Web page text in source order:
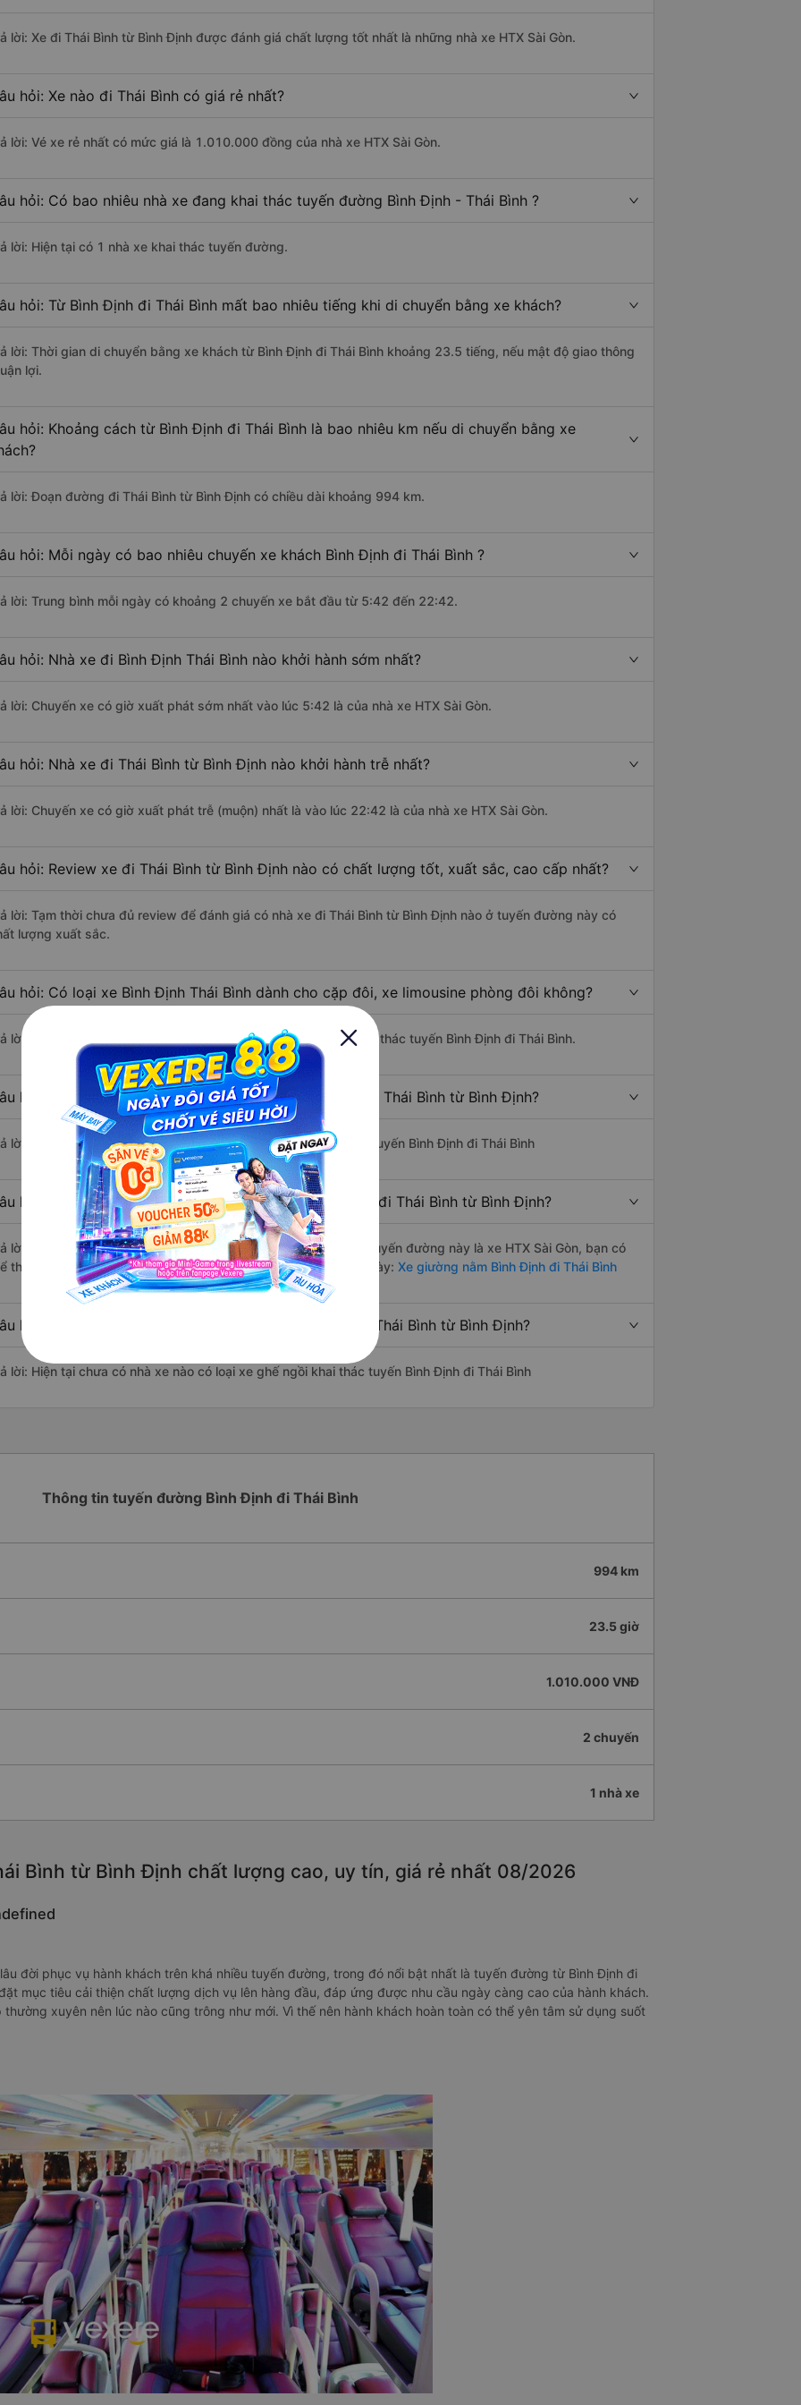
lời: Xe đi Thái Bình từ Bình Định được đánh giá chất lượng tốt nhất là những nhà xe HTX Sài Gòn.
hỏi: Xe nào đi Thái Bình có giá rẻ nhất?
lời: Vé xe rẻ nhất có mức giá là 1.010.000 đồng của nhà xe HTX Sài Gòn.
hỏi: Có bao nhiêu nhà xe đang khai thác tuyến đường Bình Định - Thái Bình ?
lời: Hiện tại có 1 nhà xe khai thác tuyến đường.
hỏi: Từ Bình Định đi Thái Bình mất bao nhiêu tiếng khi di chuyển bằng xe khách?
lời: Thời gian di chuyển bằng xe khách từ Bình Định đi Thái Bình khoảng 23.5 tiếng, nếu mật độ giao thông
lợi.
hỏi: Khoảng cách từ Bình Định đi Thái Bình là bao nhiêu km nếu di chuyển bằng xe
lời: Đoạn đường đi Thái Bình từ Bình Định có chiều dài khoảng 994 km.
hỏi: Mỗi ngày có bao nhiêu chuyến xe khách Bình Định đi Thái Bình ?
lời: Trung bình mỗi ngày có khoảng 2 chuyến xe bắt đầu từ 5:42 đến 22:42.
hỏi: Nhà xe đi Bình Định Thái Bình nào khởi hành sớm nhất?
lời: Chuyến xe có giờ xuất phát sớm nhất vào lúc 5:42 là của nhà xe HTX Sài Gòn.
hỏi: Nhà xe đi Thái Bình từ Bình Định nào khởi hành trễ nhất?
lời: Chuyến xe có giờ xuất phát trễ (muộn) nhất là vào lúc 22:42 là của nhà xe HTX Sài Gòn.
hỏi: Review xe đi Thái Bình từ Bình Định nào có chất lượng tốt, xuất sắc, cao cấp nhất?
lời: Tạm thời chưa đủ review để đánh giá có nhà xe đi Thái Bình từ Bình Định nào ở tuyến đường này có
lượng xuất sắc.
hỏi: Có loại xe Bình Định Thái Bình dành cho cặp đôi, xe limousine phòng đôi không?
lời: Hiện tại chưa có nhà xe nào có loại xe giường nằm đôi khai thác tuyến Bình Định đi Thái Bình.
hỏi: Các hãng xe nào khai thác dòng xe Limousine đi Thái Bình từ Bình Định?
lời: Hiện tại chưa có nhà xe nào có loại xe limousine khai thác tuyến Bình Định đi Thái Bình
hỏi: Các hãng xe nào khai thác dòng xe giường nằm đi Thái Bình từ Bình Định?
lời: Hiện tại có 1 hãng xe khai thác dòng xe giường nằm trên tuyến đường này là xe HTX Sài Gòn, bạn có
tham khảo thêm thông tin và đặt vé các nhà xe này tại trang này: Xe giường nằm Bình Định đi Thái Bình
hỏi: Các hãng xe nào khai thác dòng xe ghế ngồi đi Thái Bình từ Bình Định?
lời: Hiện tại chưa có nhà xe nào có loại xe ghế ngồi khai thác tuyến Bình Định đi Thái Bình
Thông tin tuyến đường Bình Định đi Thái Bình
994 km
23.5 giờ
1.010.000 VNĐ
2 chuyến
1 nhà xe
Bình từ Bình Định chất lượng cao, uy tín, giá rẻ nhất 08/2026
đời phục vụ hành khách trên khá nhiều tuyến đường, trong đó nổi bật nhất là tuyến đường từ Bình Định đi
mục tiêu cải thiện chất lượng dịch vụ lên hàng đầu, đáp ứng được nhu cầu ngày càng cao của hành khách.
xuyên nên lúc nào cũng trông như mới. Vì thế nên hành khách hoàn toàn có thể yên tâm sử dụng suốt